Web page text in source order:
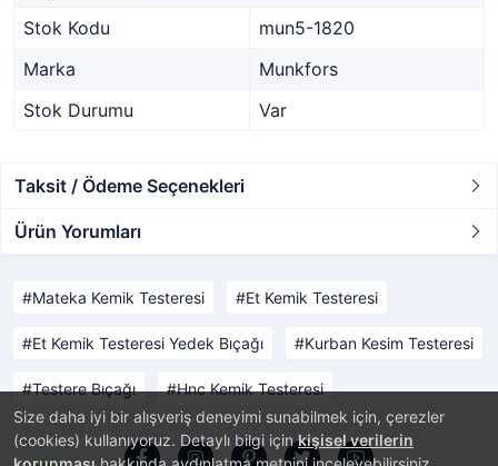
Size daha iyi bir alışveriş deneyimi sunabilmek için, çerezler
(cookies) kullanıyoruz. Detaylı bilgi içinkişisel verilerin
Stok Kodu
mun5-1820
Marka
Munkfors
Stok Durumu
Var
Taksit / Ödeme Seçenekleri
Ürün Yorumları
Mateka Kemik Testeresi Et Kemik Testeresi
Et Kemik Testeresi Yedek Bıçağı Kurban Kesim Testeresi
Testere Bıçağı Hnc Kemik Testeresi